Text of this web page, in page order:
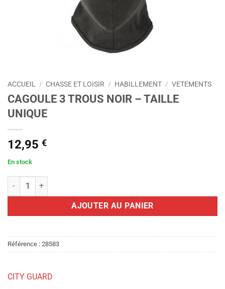
ACCUEIL / CHASSE ET LOISIR / HABILLEMENT / VETEMENTS
CAGOULE 3 TROUS NOIR – TAILLE
UNIQUE
12,95 €
En stock
quantité de CAGOULE 3 TROUS NOIR - TAILLE UNIQUE
AJOUTER AU PANIER
Référence : 28583
CITY GUARD